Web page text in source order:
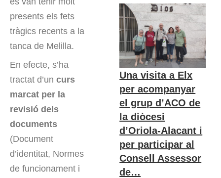
presents els fets
tràgics recents a la
tanca de Melilla.
En efecte, s’ha
tractat d’un curs
marcat per la
revisió dels
documents
(Document
d’identitat, Normes
de funcionament i
Una visita a Elx
per acompanyar
el grup d’ACO de
la diòcesi
d’Oriola-Alacant i
per participar al
Consell Assessor
de…